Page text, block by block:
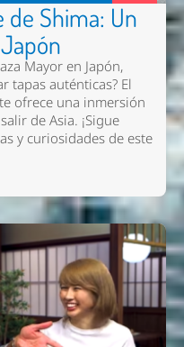
de Shima: Un
Mayor en Japón,
tapas auténticas? El
ofrece una inmersión
de Asia. ¡Sigue
y curiosidades de este